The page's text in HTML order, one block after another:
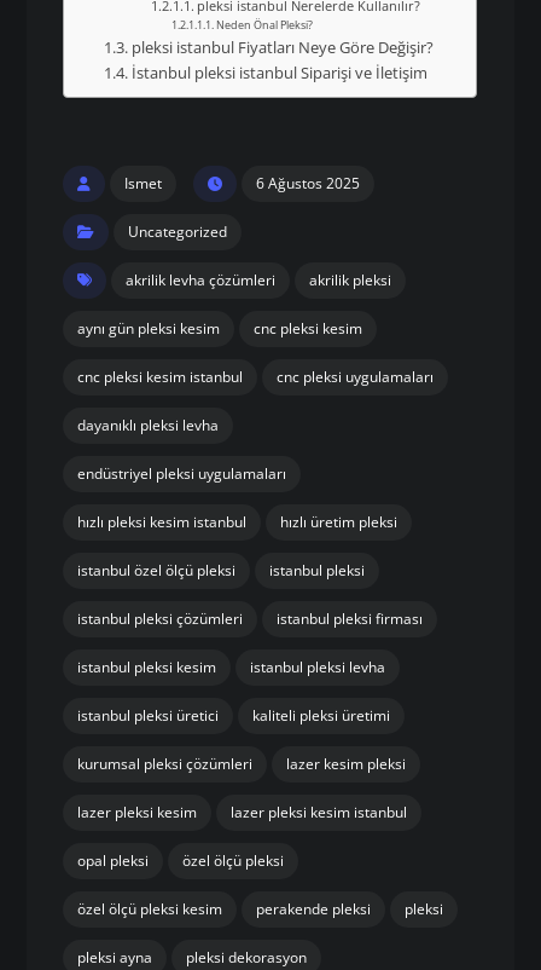
pleksi istanbul Nerelerde Kullanılır?
Neden Önal Pleksi?
pleksi istanbul Fiyatları Neye Göre Değişir?
İstanbul pleksi istanbul Siparişi ve İletişim
Ismet 6 Ağustos 2025
Uncategorized
akrilik levha çözümleri akrilik pleksi
aynı gün pleksi kesim cnc pleksi kesim
cnc pleksi kesim istanbul cnc pleksi uygulamaları
dayanıklı pleksi levha
endüstriyel pleksi uygulamaları
hızlı pleksi kesim istanbul hızlı üretim pleksi
istanbul özel ölçü pleksi istanbul pleksi
istanbul pleksi çözümleri istanbul pleksi firması
istanbul pleksi kesim istanbul pleksi levha
istanbul pleksi üretici kaliteli pleksi üretimi
kurumsal pleksi çözümleri lazer kesim pleksi
lazer pleksi kesim lazer pleksi kesim istanbul
opal pleksi özel ölçü pleksi
özel ölçü pleksi kesim perakende pleksi pleksi
pleksi ayna pleksi dekorasyon